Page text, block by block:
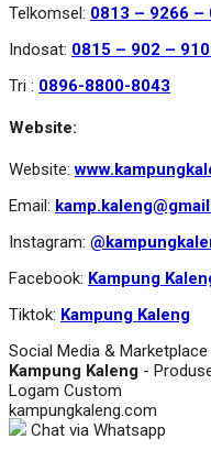
Telkomsel: 0813 – 9266 –
Indosat: 0815 – 902 –
Tri : 0896-8800-8043
Website:
Website:
Email:
Instagram:
Facebook: Kampung
Tiktok: Kampung Kaleng
Social Media & Marketplace
Kampung Kaleng -
Logam Custom
kampungkaleng.com
Chat via Whatsapp